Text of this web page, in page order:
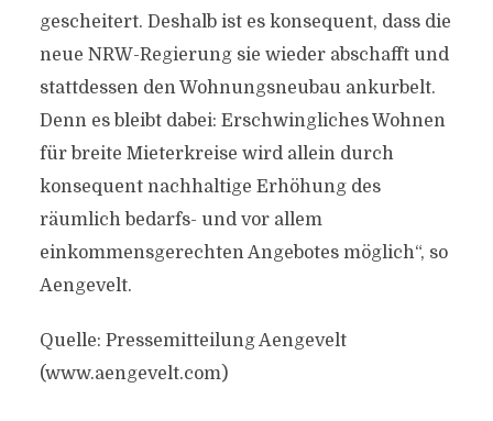
gescheitert. Deshalb ist es konsequent, dass die
neue NRW-Regierung sie wieder abschafft und
stattdessen den Wohnungsneubau ankurbelt.
Denn es bleibt dabei: Erschwingliches Wohnen
für breite Mieterkreise wird allein durch
konsequent nachhaltige Erhöhung des
räumlich bedarfs- und vor allem
einkommensgerechten Angebotes möglich“, so
Aengevelt.
Quelle: Pressemitteilung Aengevelt
(www.aengevelt.com)